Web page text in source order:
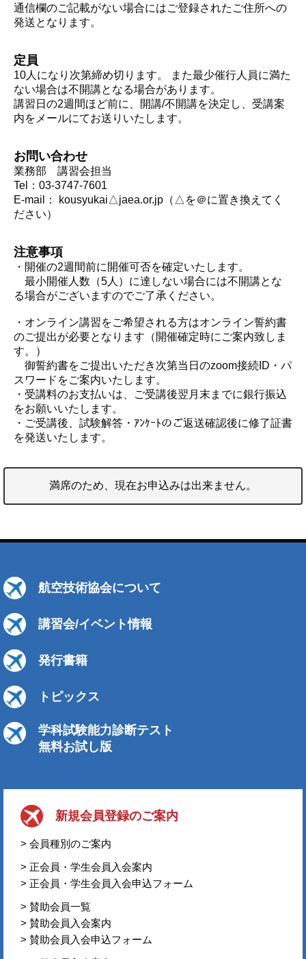
通信欄のご記載がない場合にはご登録されたご住所への
発送となります。
定員
10人になり次第締め切ります。 また最少催行人員に満た
ない場合は不開講となる場合があります。
講習日の2週間ほど前に、開講/不開講を決定し、受講案
内をメールにてお送りいたします。
お問い合わせ
業務部 講習会担当
Tel：03-3747-7601
E-mail： kousyukai△jaea.or.jp（△を＠に置き換えてく
ださい）
注意事項
・開催の2週間前に開催可否を確定いたします。
最小開催人数（5人）に達しない場合には不開講とな
る場合がございますのでご了承ください。
・オンライン講習をご希望される方はオンライン誓約書
のご提出が必要となります（開催確定時にご案内致しま
す。）
御誓約書をご提出いただき次第当日のzoom接続ID・パ
スワードをご案内いたします。
・受講料のお支払いは、ご受講後翌月末までに銀行振込
をお願いいたします。
・ご受講後、試験解答・ｱﾝｹｰﾄのご返送確認後に修了証書
を発送いたします。
満席のため、現在お申込みは出来ません。
航空技術協会について
講習会/イベント情報
発行書籍
トピックス
学科試験能力診断テスト
無料お試し版
新規会員登録のご案内
> 会員種別のご案内
> 正会員・学生会員入会案内
> 正会員・学生会員入会申込フォーム
> 賛助会員一覧
> 賛助会員入会案内
> 賛助会員入会申込フォーム